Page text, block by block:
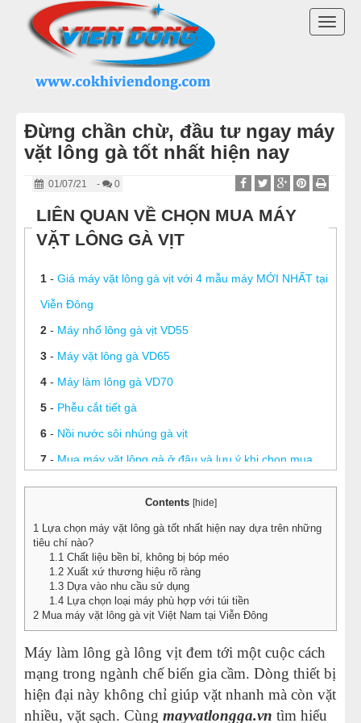
Đừng chần chừ, đầu tư ngay máy
vặt lông gà tốt nhất hiện nay
01/07/21 - 0
LIÊN QUAN VỀ CHỌN MUA MÁY
VẶT LÔNG GÀ VỊT
1- Giá máy vặt lông gà vịt với 4 mẫu máy MỚI NHẤT tại
Viễn Đông
2- Máy nhổ lông gà vịt VD55
3- Máy vặt lông gà VD65
4- Máy làm lông gà VD70
5- Phễu cắt tiết gà
6- Nồi nước sôi nhúng gà vịt
7- Mua máy vặt lông gà ở đâu và lưu ý khi chọn mua
8-Bảo hành và sửa chữa máy vặt lông gà
Xưởng sản xuất máy vặt lông gà
10
- Cấu tạo máy vặt lông gà và nguyên lý hoạt động
của máy
11-Vì sao máy vặt lông gà vịt Viễn Đông lại được ưa
chuộng?
biết cách chưa?
13 -Núm cao su vặt lông gà vịt có giá bao nhiêu?
14- Sử dụng máy nhổ lông gà có làm nhão thịt gà
Contents [hide]
1 Lựa chọn máy vặt lông gà tốt nhất hiện nay dựa trên những
tiêu chí nào?
1.1 Chất liệu bền bỉ, không bị bóp méo
1.2Xuất xứ thương hiệu rõ ràng
1.3Dựa vào nhu cầu sử dụng
1.4Lựa chọn loại máy phù hợp với túi tiền
2 Mua máy vặt lông gà vịt Việt Nam tại Viễn Đông
Máy làm lông gà lông vịt đem tới một cuộc cách
mạng trong ngành chế biến gia cầm. Dòng thiết bị
hiện đại này không chỉ giúp vặt nhanh mà còn vặt
nhiều, vặt sạch. Cùng mayvatlongga.vn tìm hiểu
DANH MỤC SẢN PHẨM
MÁY THỰC PHẨM CÔNG NGHIỆP
MÁY VẶT LÔNG GÀ VIỆT NAM
MÁY VẶT LÔNG GÀ VỊT TRUNG QUỐC
MÁY VẶT LÔNG GIA CẦM
LINH KIỆN MÁY VẶT LÔNG GÀ
LÒ QUAY VỊT